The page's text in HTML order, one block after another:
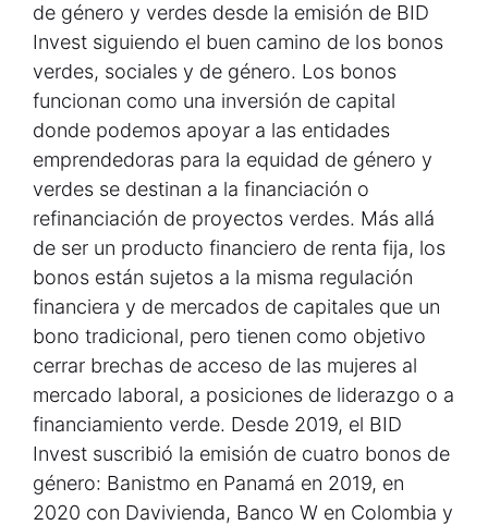
de género y verdes desde la emisión de BID
Invest siguiendo el buen camino de los bonos
verdes, sociales y de género. Los bonos
funcionan como una inversión de capital
donde podemos apoyar a las entidades
emprendedoras para la equidad de género y
verdes se destinan a la financiación o
refinanciación de proyectos verdes. Más allá
de ser un producto financiero de renta fija, los
bonos están sujetos a la misma regulación
financiera y de mercados de capitales que un
bono tradicional, pero tienen como objetivo
cerrar brechas de acceso de las mujeres al
mercado laboral, a posiciones de liderazgo o a
financiamiento verde. Desde 2019, el BID
Invest suscribió la emisión de cuatro bonos de
género: Banistmo en Panamá en 2019, en
2020 con Davivienda, Banco W en Colombia y